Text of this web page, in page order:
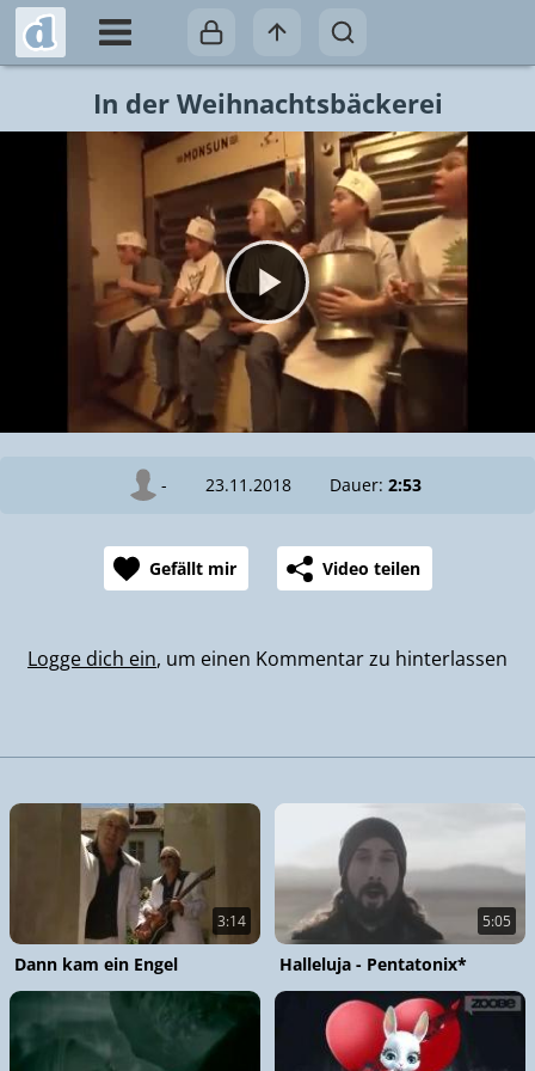
In der Weihnachtsbäckerei
Video abspielen
- 23.11.2018 Dauer: 2:53
Gefällt mir Video teilen
Logge dich ein, um einen Kommentar zu hinterlassen
3:14
Dann kam ein Engel
5:05
Halleluja - Pentatonix*